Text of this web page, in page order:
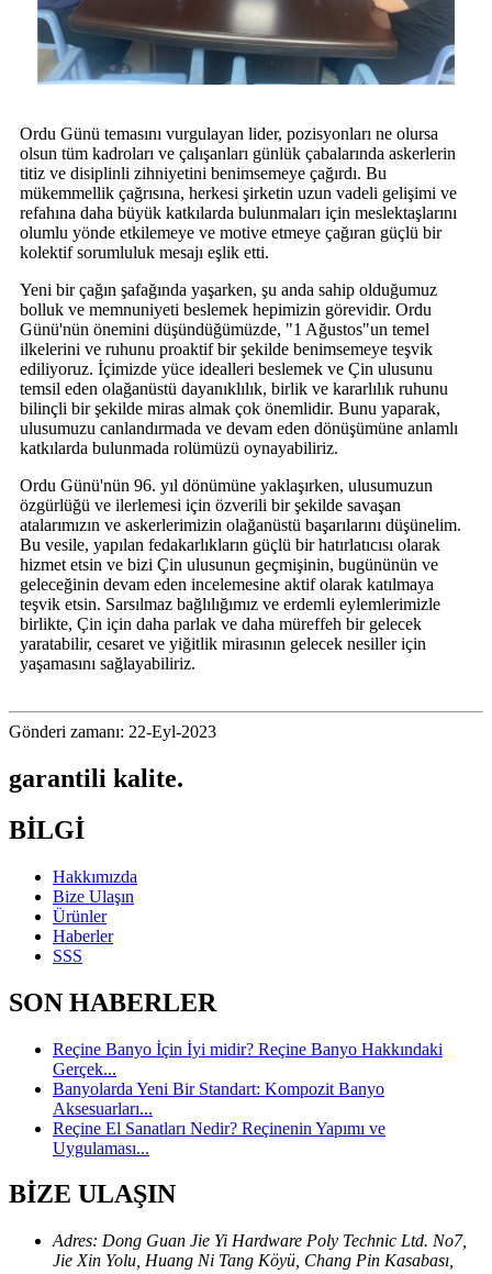
Ordu Günü temasını vurgulayan lider, pozisyonları ne olursa
olsun tüm kadroları ve çalışanları günlük çabalarında askerlerin
titiz ve disiplinli zihniyetini benimsemeye çağırdı. Bu
mükemmellik çağrısına, herkesi şirketin uzun vadeli gelişimi ve
refahına daha büyük katkılarda bulunmaları için meslektaşlarını
olumlu yönde etkilemeye ve motive etmeye çağıran güçlü bir
kolektif sorumluluk mesajı eşlik etti.
Yeni bir çağın şafağında yaşarken, şu anda sahip olduğumuz
bolluk ve memnuniyeti beslemek hepimizin görevidir. Ordu
Günü'nün önemini düşündüğümüzde, "1 Ağustos"un temel
ilkelerini ve ruhunu proaktif bir şekilde benimsemeye teşvik
ediliyoruz. İçimizde yüce idealleri beslemek ve Çin ulusunu
temsil eden olağanüstü dayanıklılık, birlik ve kararlılık ruhunu
bilinçli bir şekilde miras almak çok önemlidir. Bunu yaparak,
ulusumuzu canlandırmada ve devam eden dönüşümüne anlamlı
katkılarda bulunmada rolümüzü oynayabiliriz.
Ordu Günü'nün 96. yıl dönümüne yaklaşırken, ulusumuzun
özgürlüğü ve ilerlemesi için özverili bir şekilde savaşan
atalarımızın ve askerlerimizin olağanüstü başarılarını düşünelim.
Bu vesile, yapılan fedakarlıkların güçlü bir hatırlatıcısı olarak
hizmet etsin ve bizi Çin ulusunun geçmişinin, bugününün ve
geleceğinin devam eden incelemesine aktif olarak katılmaya
teşvik etsin. Sarsılmaz bağlılığımız ve erdemli eylemlerimizle
birlikte, Çin için daha parlak ve daha müreffeh bir gelecek
yaratabilir, cesaret ve yiğitlik mirasının gelecek nesiller için
yaşamasını sağlayabiliriz.
Gönderi zamanı: 22-Eyl-2023
garantili kalite.
BİLGİ
Hakkımızda
Bize Ulaşın
Ürünler
Haberler
SSS
SON HABERLER
Reçine Banyo İçin İyi midir? Reçine Banyo Hakkındaki
Gerçek...
Banyolarda Yeni Bir Standart: Kompozit Banyo
Aksesuarları...
Reçine El Sanatları Nedir? Reçinenin Yapımı ve
Uygulaması...
BİZE ULAŞIN
Adres: Dong Guan Jie Yi Hardware Poly Technic Ltd. No7,
Jie Xin Yolu, Huang Ni Tang Köyü, Chang Pin Kasabası,